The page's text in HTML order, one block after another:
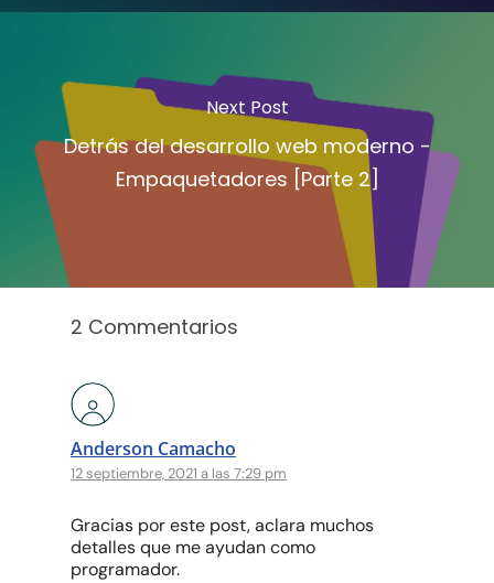
Next Post
Detrás del desarrollo web moderno -
Empaquetadores [Parte 2]
2 Commentarios
Anderson Camacho
12 septiembre, 2021 a las 7:29 pm
Gracias por este post, aclara muchos
detalles que me ayudan como
programador.